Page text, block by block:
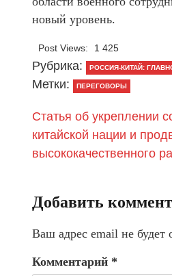
новый уровень.
Post Views: 1 425
Рубрика: РОССИЯ-КИТАЙ:
Метки: ПЕРЕГОВОРЫ
Статья об укреплении
китайской нации и
высококачественного
Добавить
Ваш адрес email не будет
Комментарий *